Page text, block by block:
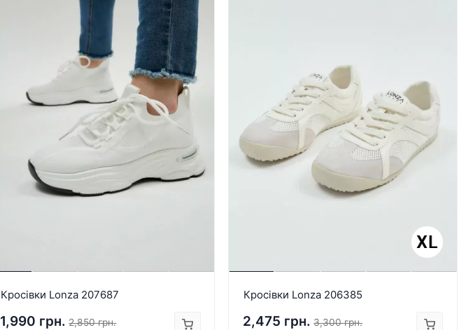
Кросівки Lonza 207687
1,990 грн. 2,850 грн.
Кросівки Lonza 206385
2,475 грн. 3,300 грн.